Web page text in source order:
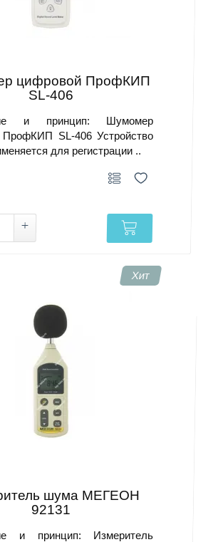
цифровой ПрофКИП
SL-406
и принцип: Шумомер
SL-406 Устройство
для регистрации ..
Хит
шума МЕГЕОН
92131
и принцип: Измеритель